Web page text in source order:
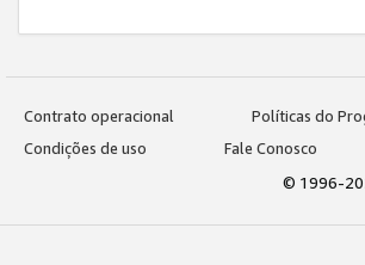
Contrato operacional
Políticas do
Condições de uso
Fale Conosco
© 1996-